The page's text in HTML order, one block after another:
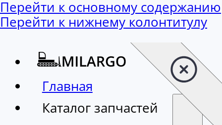
Перейти к основному содержанию
Перейти к нижнему колонтитулу
Главная
Каталог запчастей